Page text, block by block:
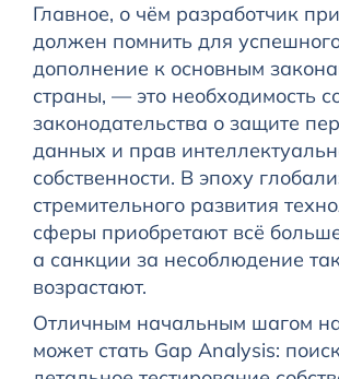
Главное, о чём разработчик
должен помнить для
дополнение к основным
страны, — это необходимость
законодательства о защите
данных и прав
собственности. В эпоху
стремительного развития
сферы приобретают всё
а санкции за несоблюдение
возрастают.
Отличным начальным шагом
может стать Gap Analysis: